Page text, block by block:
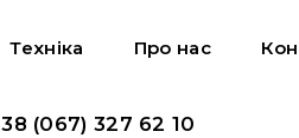
Техніка Про нас
38 (067) 327 62 10